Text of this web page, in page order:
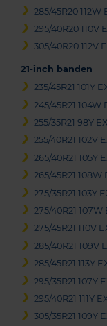
285/45R20 112W
295/40R20 110V
305/40R20 112V
21-inch banden
235/45R21 101Y
245/45R21 104W
255/35R21 98Y
255/40R21 102V
265/40R21 105Y
265/45R21 108W
275/35R21 103Y
275/40R21 107W
275/45R21 110V
285/40R21 109V
285/45R21 113Y
295/35R21 107Y
295/40R21 111Y
305/35R21 109Y